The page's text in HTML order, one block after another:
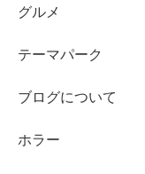
グルメ
テーマパーク
ブログについて
ホラー